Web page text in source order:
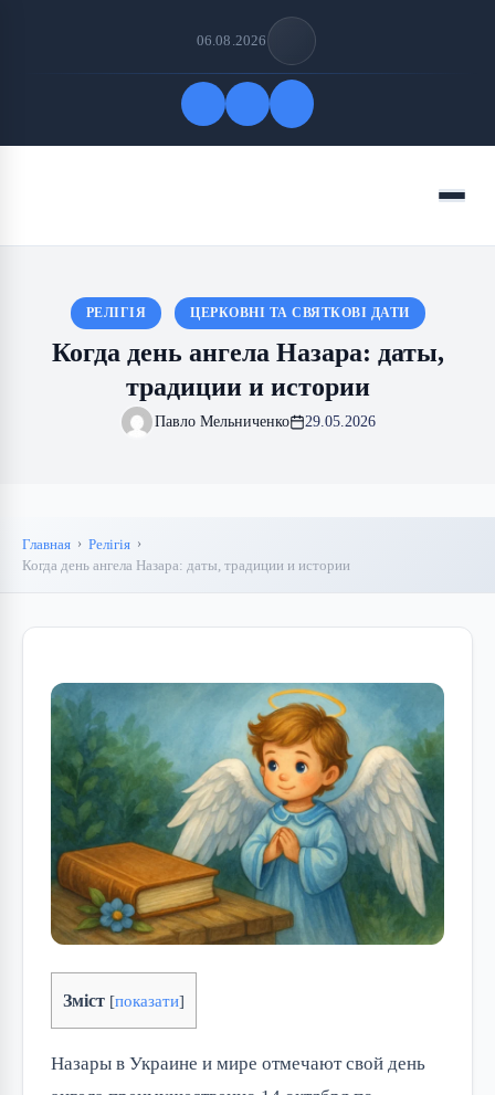
06.08.2026
Меню
РЕЛІГІЯ ЦЕРКОВНІ ТА СВЯТКОВІ ДАТИ
Когда день ангела Назара: даты,
традиции и истории
Павло Мельниченко 29.05.2026
Главная
Релігія
Когда день ангела Назара: даты, традиции и истории
Зміст [показати]
Назары в Украине и мире отмечают свой день